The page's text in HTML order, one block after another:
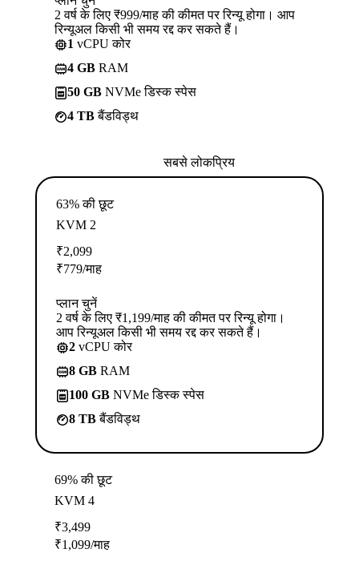
2 वर्ष के लिए ₹999/माह की कीमत पर रिन्यू होगा। आप
रिन्यूअल किसी भी समय रद्द कर सकते हैं।
1 vCPU कोर
4 GB RAM
50 GB NVMe डिस्क स्पेस
4 TBबैंडविड्थ
सबसे लोकप्रिय
63% की छूट
KVM 2
₹2,099
₹779/माह
प्लान चुनें
2 वर्ष के लिए ₹1,199/माह की कीमत पर रिन्यू होगा।
आप रिन्यूअल किसी भी समय रद्द कर सकते हैं।
2 vCPU कोर
8 GB RAM
100 GB NVMe डिस्क स्पेस
8 TBबैंडविड्थ
69% की छूट
KVM 4
₹3,499
₹1,099/माह